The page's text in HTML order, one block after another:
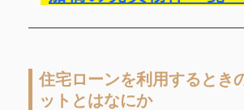
住宅ローンを利用するとき
ットとはなにか